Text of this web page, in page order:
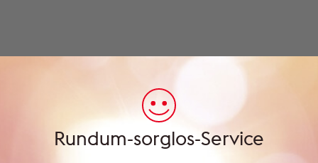
Rundum-sorglos-Service